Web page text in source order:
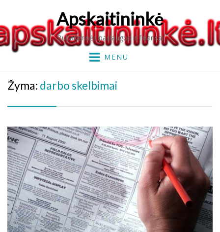
Apskaitininkė
Buhalterinės paslaugos ir finansai
MENU
Žyma: darbo skelbimai